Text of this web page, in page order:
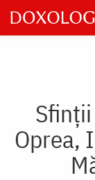
Skip
to
main
Oprea,